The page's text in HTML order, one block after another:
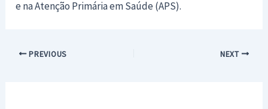
e na Atenção Primária em Saúde (APS).
Post PREVIOUS NEXT